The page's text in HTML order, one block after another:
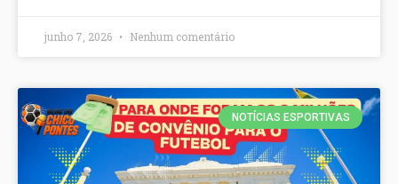
junho 7, 2026 Nenhum comentário
NOTÍCIAS ESPORTIVAS